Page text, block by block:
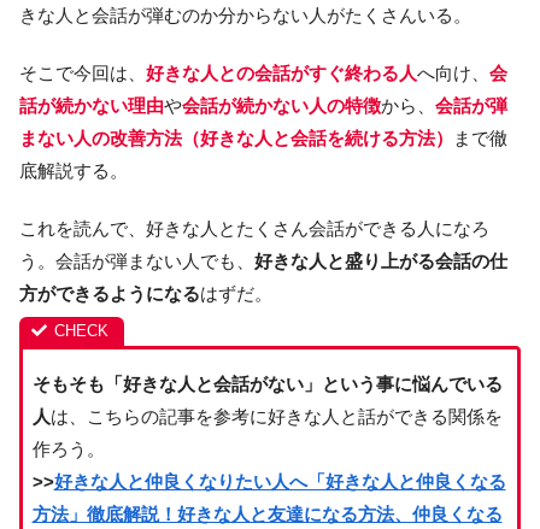
きな人と会話が弾むのか分からない人がたくさんいる。
そこで今回は、 好きな人との会話がすぐ終わる人へ向け、 会
話が続かない理由や会話が続かない人の特徴から、 会話が弾
まない人の改善方法（好きな人と会話を続ける方法）
まで徹
底解説する。
これを読んで、好きな人とたくさん会話ができる人になろ
う。会話が弾まない人でも、 好きな人と盛り上がる会話の仕
方ができるようになるはずだ。
そもそも「好きな人と会話がない」という事に悩んでいる
人は、こちらの記事を参考に好きな人と話ができる関係を
作ろう。
>>好きな人と仲良くなりたい人へ「好きな人と仲良くなる
方法」徹底解説！好きな人と友達になる方法、仲良くなる